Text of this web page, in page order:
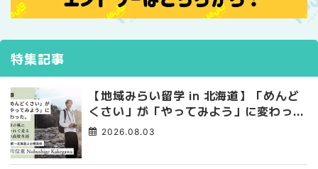
特集記事
【地域みらい留学 in 北海道】「めんど
くさい」が「やってみよう」に変わっ
た。 十勝の風に吹かれて走る、僕の泥
2026.08.03